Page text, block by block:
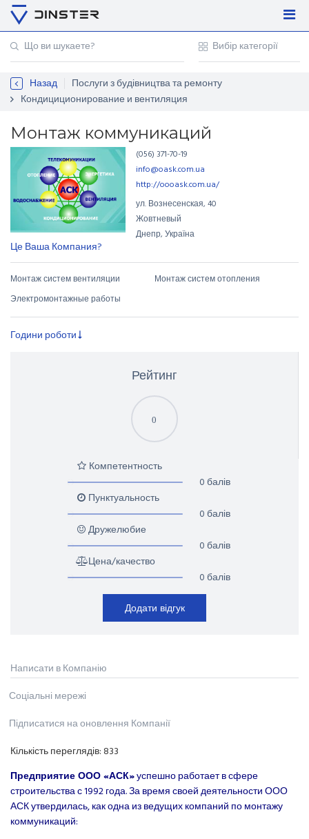
Регістрація
Контакти
Назад
Послуги з будівництва та ремонту
Кондициционирование и вентиляция
Монтаж коммуникаций
Це Ваша Компания?
Монтаж систем вентиляции
Монтаж систем отопления
Электромонтажные работы
(056) 371-70-19
info@oask.com.ua
http://oooask.com.ua/
ул. Вознесенская,40
Жовтневый
Днепр, Україна
Години роботи
Рейтинг
0
Компетентность
0 балів
Пунктуальность
0 балів
Дружелюбие
0 балів
Цена/качество
0 балів
Додати відгук
Написати в Компанію
Соціальні мережі
Підписатися на оновлення Компанії
Кількість переглядів: 833
Предприятие ООО «АСК»успешно работает в сфере
строительства с 1992 года. За время своей деятельности ООО
АСК утвердилась, как одна из ведущих компаний по монтажу
коммуникаций: